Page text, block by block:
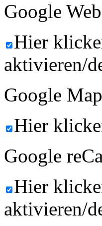
Google
Hier
aktivieren/
Google
Hier
Google
Hier
aktivieren/